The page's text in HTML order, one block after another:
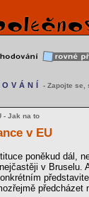
- Zapojte se,
- Jak na to
v EU
poněkud dál,
v Bruselu.